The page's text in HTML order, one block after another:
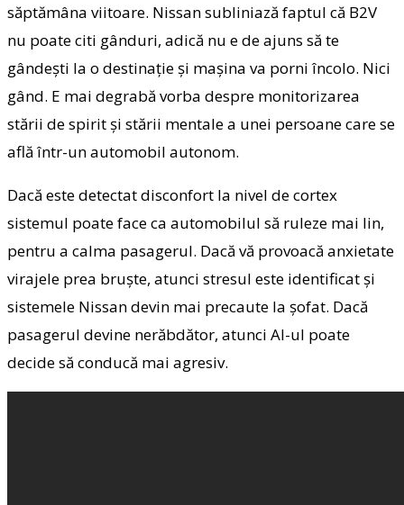
săptămâna viitoare. Nissan subliniază faptul că B2V
nu poate citi gânduri, adică nu e de ajuns să te
gândeşti la o destinaţie şi maşina va porni încolo. Nici
gând. E mai degrabă vorba despre monitorizarea
stării de spirit şi stării mentale a unei persoane care se
află într-un automobil autonom.
Dacă este detectat disconfort la nivel de cortex
sistemul poate face ca automobilul să ruleze mai lin,
pentru a calma pasagerul. Dacă vă provoacă anxietate
virajele prea bruşte, atunci stresul este identificat şi
sistemele Nissan devin mai precaute la şofat. Dacă
pasagerul devine nerăbdător, atunci AI-ul poate
decide să conducă mai agresiv.